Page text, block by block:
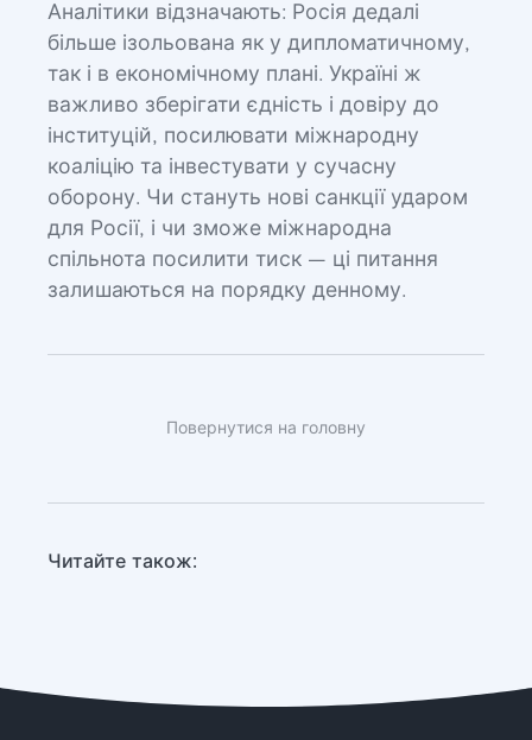
Аналітики відзначають: Росія дедалі
більше ізольована як у дипломатичному,
так і в економічному плані. Україні ж
важливо зберігати єдність і довіру до
інституцій, посилювати міжнародну
коаліцію та інвестувати у сучасну
оборону. Чи стануть нові санкції ударом
для Росії, і чи зможе міжнародна
спільнота посилити тиск — ці питання
залишаються на порядку денному.
Повернутися на головну
Читайте також: